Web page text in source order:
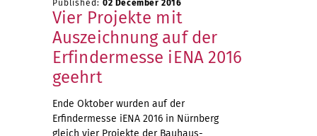
Published: 02 December 2016
Vier Projekte mit
Auszeichnung auf der
Erfindermesse iENA 2016
geehrt
Ende Oktober wurden auf der
Erfindermesse iENA 2016 in Nürnberg
gleich vier Projekte der Bauhaus-